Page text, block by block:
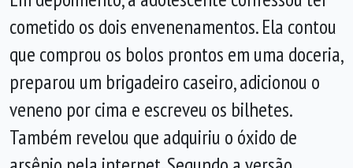
cometido os dois envenenamentos. Ela contou
que comprou os bolos prontos em uma doceria,
preparou um brigadeiro caseiro, adicionou o
veneno por cima e escreveu os bilhetes.
Também revelou que adquiriu o óxido de